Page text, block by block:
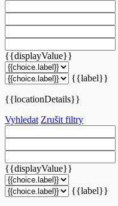
{{displayValue}}
{{label}}
{{locationDetails}}
Vyhledat Zrušit filtry
{{displayValue}}
{{label}}